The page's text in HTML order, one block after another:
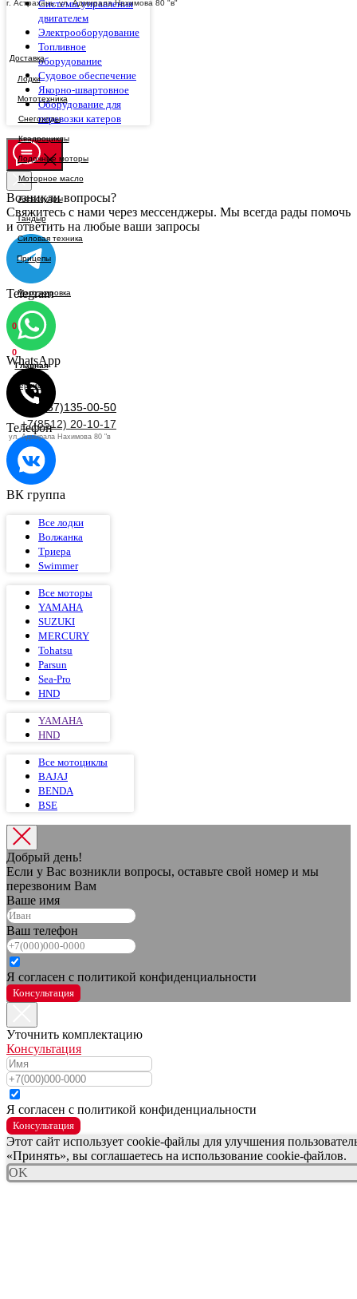
г. Астрахань, ул. Адмирала Нахимова 80 "в"
Доставка
0
0
Главная
Сервис
+7(937)135-00-50
+7(8512) 20-10-17
ул. Адмирала Нахимова 80 "в
Системы управления
двигателем
Электрооборудование
Топливное
оборудование
Судовое обеспечение
Якорно-швартовное
Оборудование для
перевозки катеров
Возникли вопросы?
Свяжитесь с нами через мессенджеры. Мы всегда рады помочь
и ответить на любые ваши запросы
Telegram
WhatsApp
Телефон
ВК группа
Все лодки
Волжанка
Триера
Swimmer
Все моторы
YAMAHA
SUZUKI
MERCURY
Tohatsu
Parsun
Sea-Pro
HND
YAMAHA
HND
Все мотоциклы
BAJAJ
BENDA
BSE
Добрый день!
Если у Вас возникли вопросы, оставьте свой номер и мы
перезвоним Вам
Ваше имя
Ваш телефон
Я согласен с политикой конфиденциальности
Консультация
Уточнить комплектацию
Консультация
Я согласен с политикой конфиденциальности
Консультация
Этот сайт использует cookie-файлы для улучшения
«Принять», вы соглашаетесь на использование cookie-файлов.
OK